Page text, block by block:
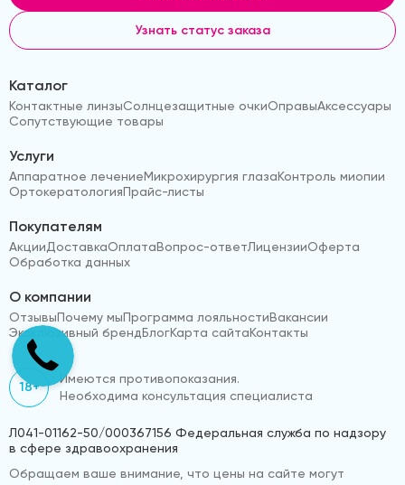
Узнать статус заказа
Каталог
Контактные линзыСолнцезащитные очкиОправыАксессуары
Сопутствующие товары
Услуги
Аппаратное лечениеМикрохирургия глазаКонтроль миопии
ОртокератологияПрайс-листы
Покупателям
АкцииДоставкаОплатаВопрос-ответЛицензииОферта
Обработка данных
О компании
ОтзывыПочему мыПрограмма лояльностиВакансии
Эксклюзивный брендБлогКарта сайтаКонтакты
18+
Имеются противопоказания.
Необходима консультация специалиста
Л041-01162-50/000367156 Федеральная служба по надзору
в сфере здравоохранения
Обращаем ваше внимание, что цены на сайте могут